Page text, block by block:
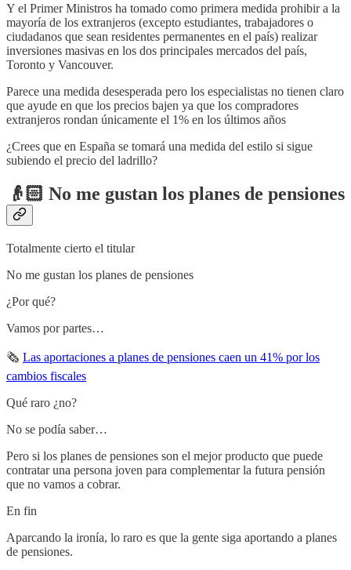
Y el Primer Ministros ha tomado como primera medida prohibir a la
mayoría de los extranjeros (excepto estudiantes, trabajadores o
ciudadanos que sean residentes permanentes en el país) realizar
inversiones masivas en los dos principales mercados del país,
Toronto y Vancouver.
Parece una medida desesperada pero los especialistas no tienen claro
que ayude en que los precios bajen ya que los compradores
extranjeros rondan únicamente el 1% en los últimos años
¿Crees que en España se tomará una medida del estilo si sigue
subiendo el precio del ladrillo?
👴🏻 No me gustan los planes de pensiones
Totalmente cierto el titular
No me gustan los planes de pensiones
¿Por qué?
Vamos por partes…
🗞 Las aportaciones a planes de pensiones caen un 41% por los
cambios fiscales
Qué raro ¿no?
No se podía saber…
Pero si los planes de pensiones son el mejor producto que puede
contratar una persona joven para complementar la futura pensión
que no vamos a cobrar.
En fin
Aparcando la ironía, lo raro es que la gente siga aportando a planes
de pensiones.